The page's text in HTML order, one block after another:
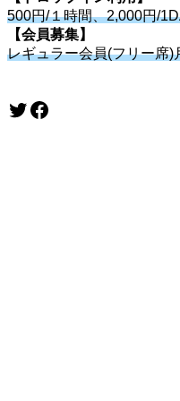
500円/１時間、2,000円/
【会員募集】
レギュラー会員(フリー席)
Twitter Facebook